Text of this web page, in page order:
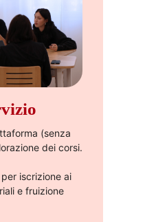
(senza
dei corsi.​
iscrizione ai
e fruizione